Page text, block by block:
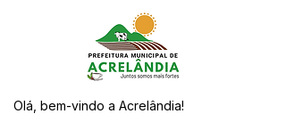
Olá, bem-vindo a Acrelândia!